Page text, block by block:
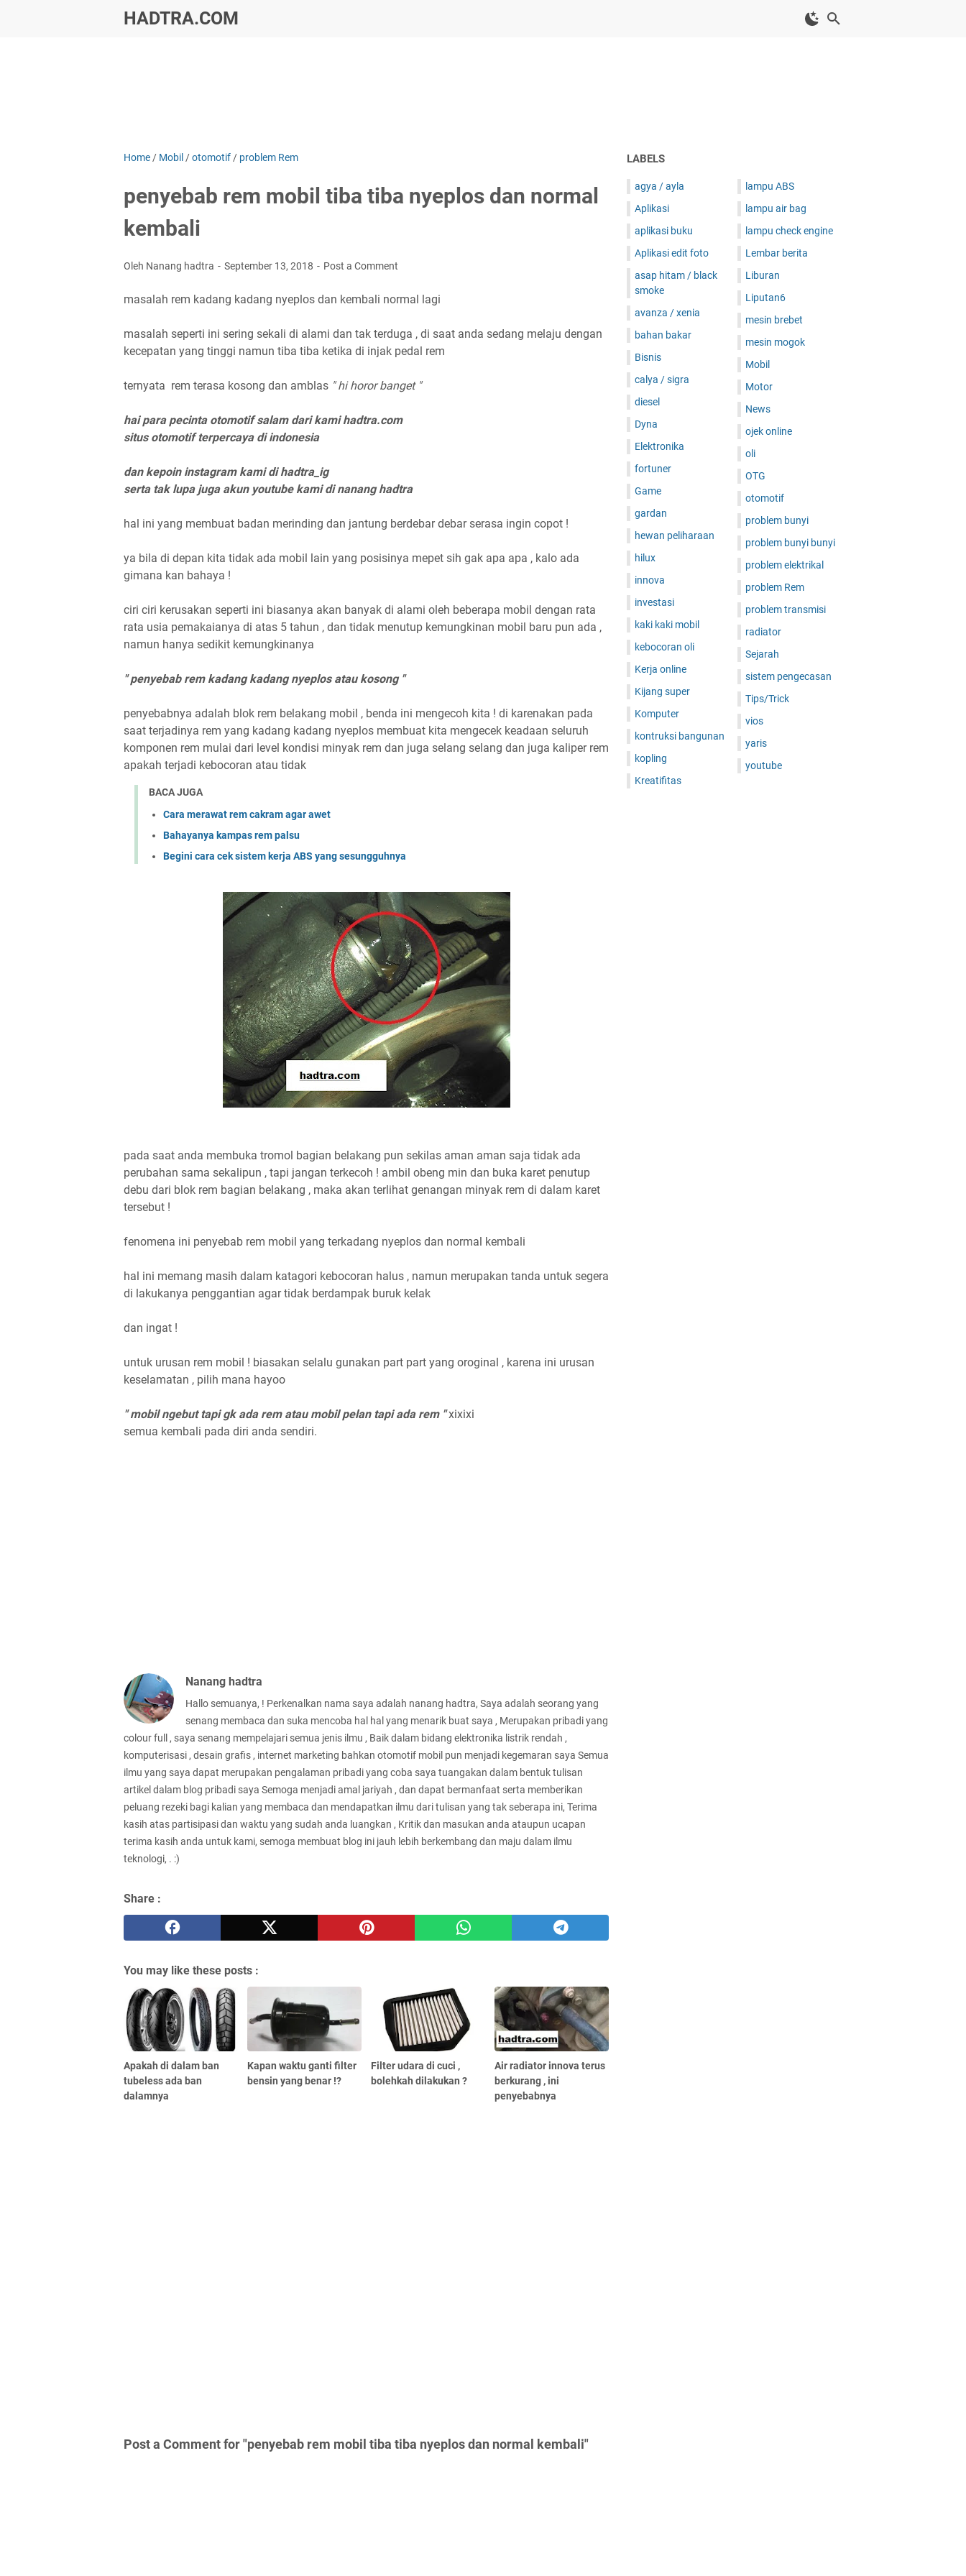
HADTRA.COM
Home / Mobil /otomotif / problem Rem
penyebab rem mobil tiba tiba nyeplos dan normal
kembali
Oleh Nanang hadtra September 13, 2018 Post a Comment
masalah rem kadang kadang nyeplos dan kembali normal lagi
masalah seperti ini sering sekali di alami dan tak terduga , di saat anda sedang melaju dengan
kecepatan yang tinggi namun tiba tiba ketika di injak pedal rem
ternyata rem terasa kosong dan amblas " hi horor banget "
hai para pecinta otomotif salam dari kami hadtra.com
situs otomotif terpercaya di indonesia
dan kepoin instagram kami di hadtra_ig
serta tak lupa juga akun youtube kami di nanang hadtra
hal ini yang membuat badan merinding dan jantung berdebar debar serasa ingin copot !
ya bila di depan kita tidak ada mobil lain yang posisinya mepet sih gak apa apa , kalo ada
gimana kan bahaya !
ciri ciri kerusakan seperti ini biasanya akan banyak di alami oleh beberapa mobil dengan rata
rata usia pemakaianya di atas 5 tahun , dan tidak menutup kemungkinan mobil baru pun ada ,
namun hanya sedikit kemungkinanya
" penyebab rem kadang kadang nyeplos atau kosong "
penyebabnya adalah blok rem belakang mobil , benda ini mengecoh kita ! di karenakan pada
saat terjadinya rem yang kadang kadang nyeplos membuat kita mengecek keadaan seluruh
komponen rem mulai dari level kondisi minyak rem dan juga selang selang dan juga kaliper rem
apakah terjadi kebocoran atau tidak
BACA JUGA
Cara merawat rem cakram agar awet
Bahayanya kampas rem palsu
Begini cara cek sistem kerja ABS yang sesungguhnya
pada saat anda membuka tromol bagian belakang pun sekilas aman aman saja tidak ada
perubahan sama sekalipun , tapi jangan terkecoh ! ambil obeng min dan buka karet penutup
debu dari blok rem bagian belakang , maka akan terlihat genangan minyak rem di dalam karet
tersebut !
fenomena ini penyebab rem mobil yang terkadang nyeplos dan normal kembali
hal ini memang masih dalam katagori kebocoran halus , namun merupakan tanda untuk segera
di lakukanya penggantian agar tidak berdampak buruk kelak
dan ingat !
untuk urusan rem mobil ! biasakan selalu gunakan part part yang oroginal , karena ini urusan
keselamatan , pilih mana hayoo
" mobil ngebut tapi gk ada rem atau mobil pelan tapi ada rem "xixixi
semua kembali pada diri anda sendiri.
Nanang hadtra
Hallo semuanya, ! Perkenalkan nama saya adalah nanang hadtra, Saya adalah seorang yang
senang membaca dan suka mencoba hal hal yang menarik buat saya , Merupakan pribadi yang
colour full , saya senang mempelajari semua jenis ilmu , Baik dalam bidang elektronika listrik rendah ,
komputerisasi , desain grafis , internet marketing bahkan otomotif mobil pun menjadi kegemaran saya Semua
ilmu yang saya dapat merupakan pengalaman pribadi yang coba saya tuangakan dalam bentuk tulisan
artikel dalam blog pribadi saya Semoga menjadi amal jariyah , dan dapat bermanfaat serta memberikan
peluang rezeki bagi kalian yang membaca dan mendapatkan ilmu dari tulisan yang tak seberapa ini, Terima
kasih atas partisipasi dan waktu yang sudah anda luangkan , Kritik dan masukan anda ataupun ucapan
terima kasih anda untuk kami, semoga membuat blog ini jauh lebih berkembang dan maju dalam ilmu
teknologi, . :)
Share :
You may like these posts :
Apakah di dalam ban
tubeless ada ban
dalamnya
Kapan waktu ganti filter
bensin yang benar !?
Filter udara di cuci ,
bolehkah dilakukan ?
Air radiator innova terus
berkurang , ini
penyebabnya
Post a Comment for "penyebab rem mobil tiba tiba nyeplos dan normal kembali"
LABELS
agya / ayla
Aplikasi
aplikasi buku
Aplikasi edit foto
asap hitam / black
smoke
avanza / xenia
bahan bakar
Bisnis
calya / sigra
diesel
Dyna
Elektronika
fortuner
Game
gardan
hewan peliharaan
hilux
innova
investasi
kaki kaki mobil
kebocoran oli
Kerja online
Kijang super
Komputer
kontruksi bangunan
kopling
Kreatifitas
lampu ABS
lampu air bag
lampu check engine
Lembar berita
Liburan
Liputan6
mesin brebet
mesin mogok
Mobil
Motor
News
ojek online
oli
OTG
otomotif
problem bunyi
problem bunyi bunyi
problem elektrikal
problem Rem
problem transmisi
radiator
Sejarah
sistem pengecasan
Tips/Trick
vios
yaris
youtube